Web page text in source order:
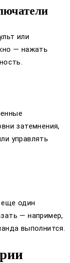
или
— нажать
затемнения,
управлять
один
— например,
выполнится.